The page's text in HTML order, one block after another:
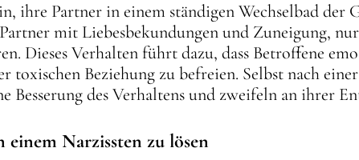
ihre Partner in einem ständigen Wechselbad der
mit Liebesbekundungen und Zuneigung,
Dieses Verhalten führt dazu, dass Betroffene
toxischen Beziehung zu befreien. Selbst nach
Besserung des Verhaltens und zweifeln an ihrer
einem Narzissten zu lösen